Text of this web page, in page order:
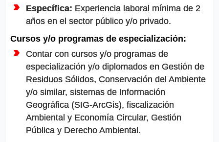
Específica: Experiencia laboral mínima de 2
años en el sector público y/o privado.
Cursos y/o programas de especialización:
Contar con cursos y/o programas de
especialización y/o diplomados en Gestión de
Residuos Sólidos, Conservación del Ambiente
y/o similar, sistemas de Información
Geográfica (SIG-ArcGis), fiscalización
Ambiental y Economía Circular, Gestión
Pública y Derecho Ambiental.